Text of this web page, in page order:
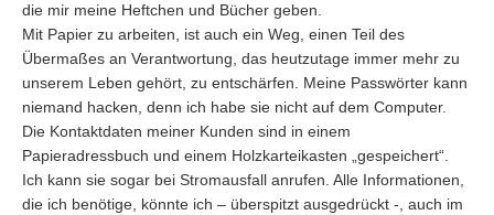
die mir meine Heftchen und Bücher geben.
Mit Papier zu arbeiten, ist auch ein Weg, einen Teil des
Übermaßes an Verantwortung, das heutzutage immer mehr zu
unserem Leben gehört, zu entschärfen. Meine Passwörter kann
niemand hacken, denn ich habe sie nicht auf dem Computer.
Die Kontaktdaten meiner Kunden sind in einem
Papieradressbuch und einem Holzkarteikasten „gespeichert“.
Ich kann sie sogar bei Stromausfall anrufen. Alle Informationen,
die ich benötige, könnte ich – überspitzt ausgedrückt -, auch im